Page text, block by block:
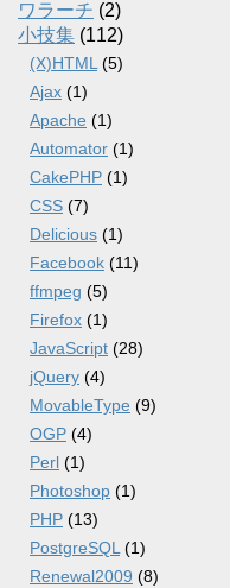
ワラーチ (2)
小技集 (112)
(X)HTML (5)
Ajax (1)
Apache (1)
Automator (1)
CakePHP (1)
CSS (7)
Delicious (1)
Facebook (11)
ffmpeg (5)
Firefox (1)
JavaScript (28)
jQuery (4)
MovableType (9)
OGP (4)
Perl (1)
Photoshop (1)
PHP (13)
PostgreSQL (1)
Renewal2009 (8)